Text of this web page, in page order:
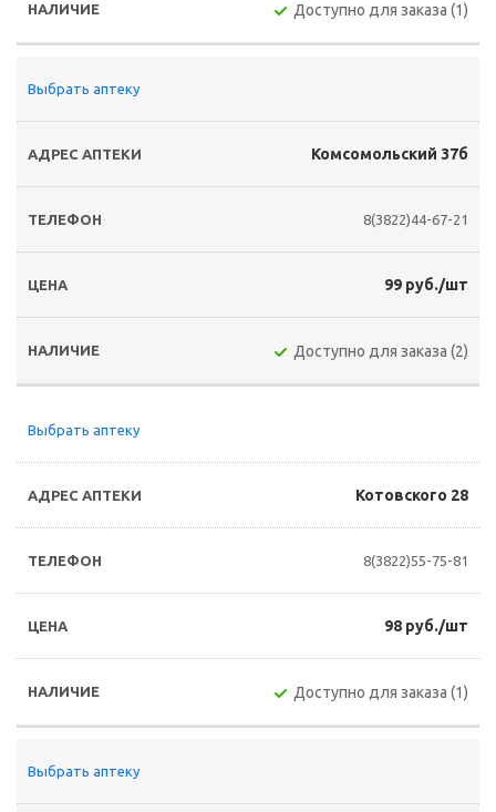
Доступно для заказа (1)
Выбрать аптеку
Комсомольский 37б
8(3822)44-67-21
99 руб./шт
Доступно для заказа (2)
Выбрать аптеку
Котовского 28
8(3822)55-75-81
98 руб./шт
Доступно для заказа (1)
Выбрать аптеку